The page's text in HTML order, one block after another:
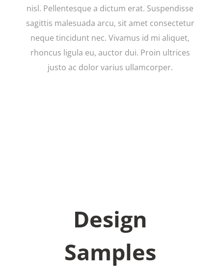
nisl. Pellentesque a dictum erat. Suspendisse
sagittis malesuada arcu, sit amet consectetur
neque tincidunt nec. Vivamus id mi aliquet,
rhoncus ligula eu, auctor dui. Proin ultrices
justo ac dolor varius ullamcorper.
Design
Samples